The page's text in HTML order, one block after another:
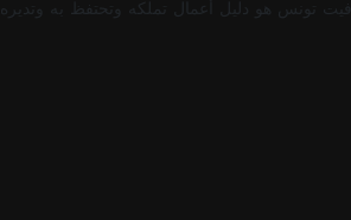
تونس هو دليل أعمال تملكه وتحتفظ به وتديره